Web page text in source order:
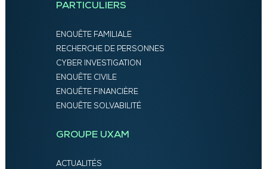
PARTICULIERS
ENQUÊTE FAMILIALE
RECHERCHE DE PERSONNES
CYBER INVESTIGATION
ENQUÊTE CIVILE
ENQUÊTE FINANCIÈRE
ENQUÊTE SOLVABILITÉ
GROUPE UXAM
ACTUALITÉS